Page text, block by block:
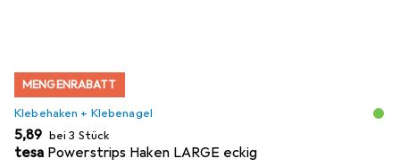
MENGENRABATT
Klebehaken + Klebenagel
EUR
5,89 bei 3 Stück
tesa Powerstrips Haken LARGE eckig